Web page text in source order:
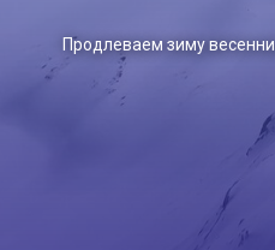
Продлеваем зиму